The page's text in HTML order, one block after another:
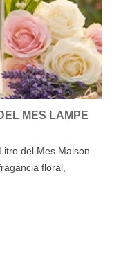
MES LAMPE
del Mes Maison
floral,